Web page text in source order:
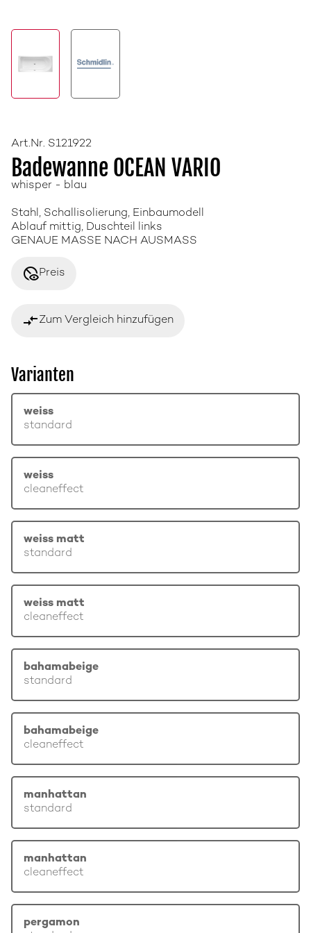
Art.Nr. S121922
Badewanne OCEAN VARIO
whisper - blau
Stahl, Schallisolierung, Einbaumodell
Ablauf mittig, Duschteil links
GENAUE MASSE NACH AUSMASS
disabled_visiblePreis
compare_arrowsZum Vergleich hinzufügen
Varianten
weiss
standard
weiss
cleaneffect
weiss matt
standard
weiss matt
cleaneffect
bahamabeige
standard
bahamabeige
cleaneffect
manhattan
standard
manhattan
cleaneffect
pergamon